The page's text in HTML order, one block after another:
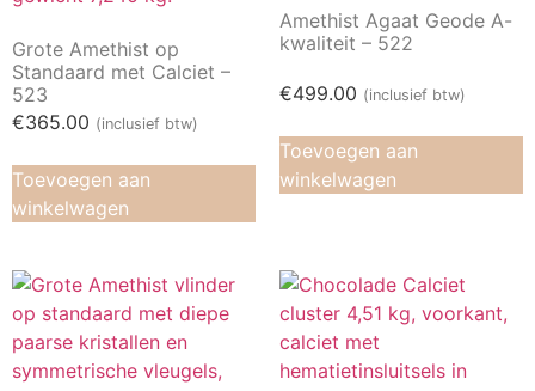
Grote Amethist op
Standaard met Calciet –
523
€365.00 (inclusief btw)
Toevoegen aan
winkelwagen
Amethist Agaat Geode A-
kwaliteit – 522
€499.00 (inclusief btw)
Toevoegen aan
winkelwagen